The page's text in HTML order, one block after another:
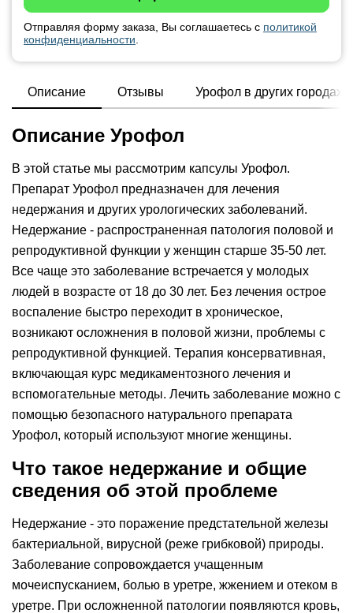
Отправляя форму заказа, Вы соглашаетесь с политикой
конфиденциальности
Описание Отзывы Урофол в других городах
Описание Урофол
В этой статье мы рассмотрим капсулы Урофол.
Препарат Урофол предназначен для лечения
недержания и других урологических заболеваний.
Недержание - распространенная патология половой и
репродуктивной функции у женщин старше 35-50 лет.
Все чаще это заболевание встречается у молодых
людей в возрасте от 18 до 30 лет. Без лечения острое
воспаление быстро переходит в хроническое,
возникают осложнения в половой жизни, проблемы с
репродуктивной функцией. Терапия консервативная,
включающая курс медикаментозного лечения и
вспомогательные методы. Лечить заболевание можно с
помощью безопасного натурального препарата
Урофол, который используют многие женщины.
Что такое недержание и общие
сведения об этой проблеме
Недержание - это поражение предстательной железы
бактериальной, вирусной (реже грибковой) природы.
Заболевание сопровождается учащенным
мочеиспусканием, болью в уретре, жжением и отеком в
уретре. При осложненной патологии появляются кровь,